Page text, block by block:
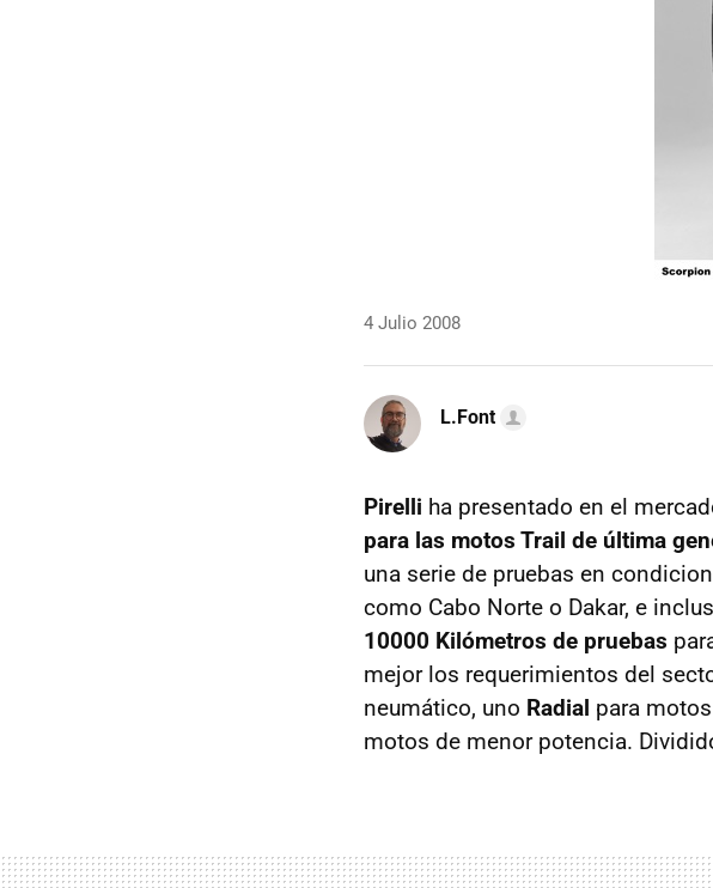
4 Julio 2008
L.Font
Pirelli ha presentado en el
para las motos Trail de última
una serie de pruebas en
como Cabo Norte o Dakar, e
10000 Kilómetros de pruebas
mejor los requerimientos del
neumático, uno Radial para
motos de menor potencia.